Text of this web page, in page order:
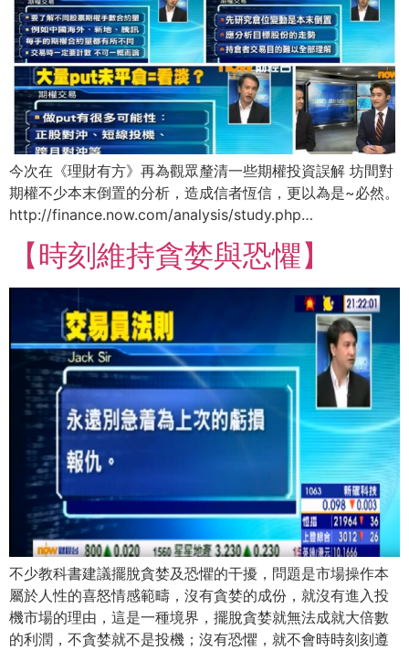
今次在《理財有方》再為觀眾釐清一些期權投資誤解 坊間對
期權不少本末倒置的分析，造成信者恆信，更以為是~必然。
http://finance.now.com/analysis/study.php…
【時刻維持貪婪與恐懼】
不少教科書建議擺脫貪婪及恐懼的干擾，問題是市場操作本
屬於人性的喜怒情感範疇，沒有貪婪的成份，就沒有進入投
機市場的理由，這是一種境界，擺脫貪婪就無法成就大倍數
的利潤，不貪婪就不是投機；沒有恐懼，就不會時時刻刻遵